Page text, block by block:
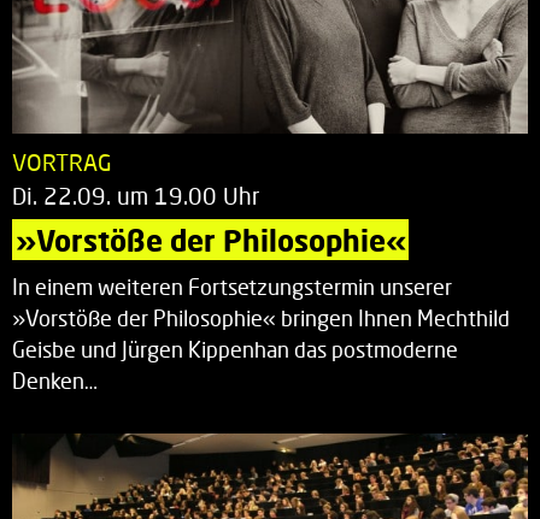
VORTRAG
Di. 22.09. um 19.00 Uhr
»Vorstöße der Philosophie«
In einem weiteren Fortsetzungstermin unserer
»Vorstöße der Philosophie« bringen Ihnen Mechthild
Geisbe und Jürgen Kippenhan das postmoderne
Denken…